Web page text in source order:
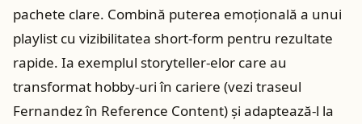
pachete clare. Combină puterea emoțională a unui
playlist cu vizibilitatea short‑form pentru rezultate
rapide. Ia exemplul storyteller‑elor care au
transformat hobby‑uri în cariere (vezi traseul
Fernandez în Reference Content) și adaptează‑l la